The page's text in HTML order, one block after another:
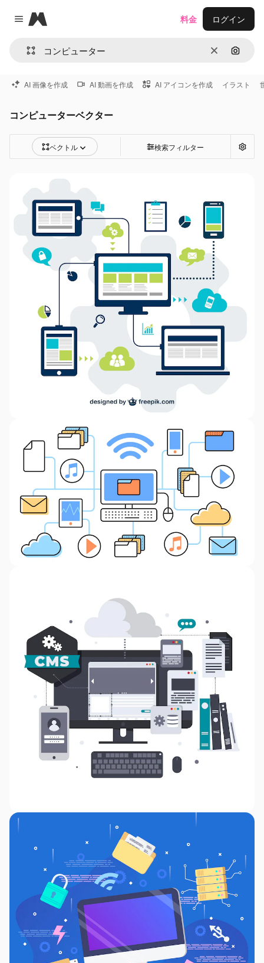
Close menu
Magnific
消去 画像で
料金 ログイン
AI 画像を作成 AI 動画を作成 AI アイコンを作成 イラスト
コンピューターベクター
ベクトル 検索フィルター